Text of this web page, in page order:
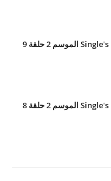
برنامج جحيم العزاب Single's inferno الموسم 2 حلقة 9
برنامج جحيم العزاب Single's inferno الموسم 2 حلقة 8